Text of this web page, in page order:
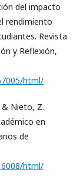
del impacto
rendimiento
Revista
y Reflexión,
html/
& Nieto, Z.
en
de
html/